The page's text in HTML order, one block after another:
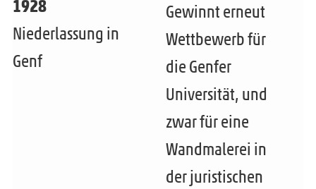
1928
Niederlassung in
Genf
Gewinnt erneut
Wettbewerb für
die Genfer
Universität, und
zwar für eine
Wandmalerei in
der juristischen